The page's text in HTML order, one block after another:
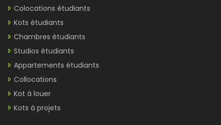
Colocations étudiants
Kots étudiants
Chambres étudiants
Studios étudiants
Appartements étudiants
Collocations
Kot à louer
Kots à projets